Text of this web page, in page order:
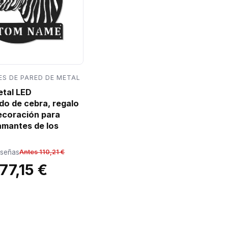
DE PARED DE METAL
LED
de cebra, regalo
para
de los
Antes 110,21 €
€